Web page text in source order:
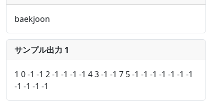
baekjoon
サンプル出力 1
1 0 -1 -1 2 -1 -1 -1 -1 4 3 -1 -1 7 5 -1 -1 -1 -1 -1 -1 -1
-1 -1 -1 -1